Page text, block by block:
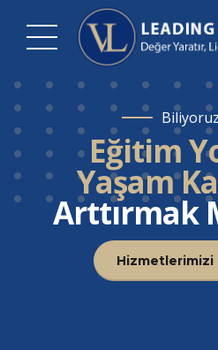
Eğitim
Yaşam
Arttırmak
Hizmetlerimizi